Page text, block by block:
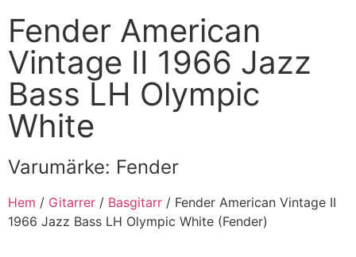
Fender American
Vintage II 1966 Jazz
Bass LH Olympic
White
Varumärke: Fender
Hem / Gitarrer / Basgitarr / Fender American Vintage II
1966 Jazz Bass LH Olympic White (Fender)